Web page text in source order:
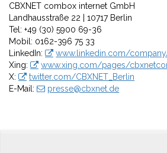
CBXNET combox internet GmbH
Landhausstraße 22 | 10717 Berlin
Tel: +49 (30) 5900 69-36
Mobil: 0162-396 75 33
LinkedIn:
www.linkedin.com/
Xing:
www.xing.com/pages/
X:
twitter.com/CBXNET_Berlin
E-Mail:
presse@cbxnet.de